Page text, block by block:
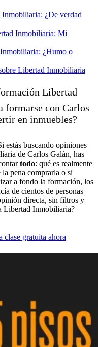
¿De verdad
Inmobiliaria: Mi
¿Humo o
Libertad Inmobiliaria
Libertad
formarse con Carlos
en inmuebles?
estás buscando opiniones
de Carlos Galán, has
todo: qué es realmente
pena comprarla o si
a fondo la formación, los
de cientos de personas
directa, sin filtros y
Libertad Inmobiliaria?
clase gratuita ahora